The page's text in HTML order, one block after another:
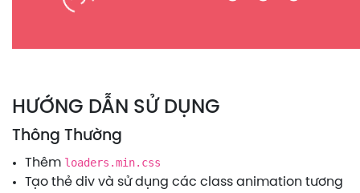
HƯỚNG DẪN SỬ DỤNG
Thông Thường
Thêm loaders.min.css
Tạo thẻ div và sử dụng các class animation tương